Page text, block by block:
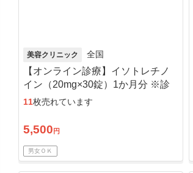
美容クリニック 全国
【オンライン診療】イソトレチノ
イン（20mg×30錠）1か月分 ※診
察料、送料込込
11枚売れています
5,500 円
男女ＯＫ